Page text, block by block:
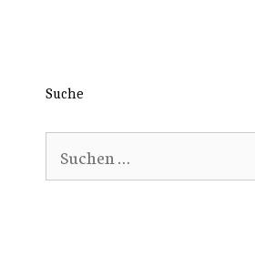
Suche
Suchen
nach: